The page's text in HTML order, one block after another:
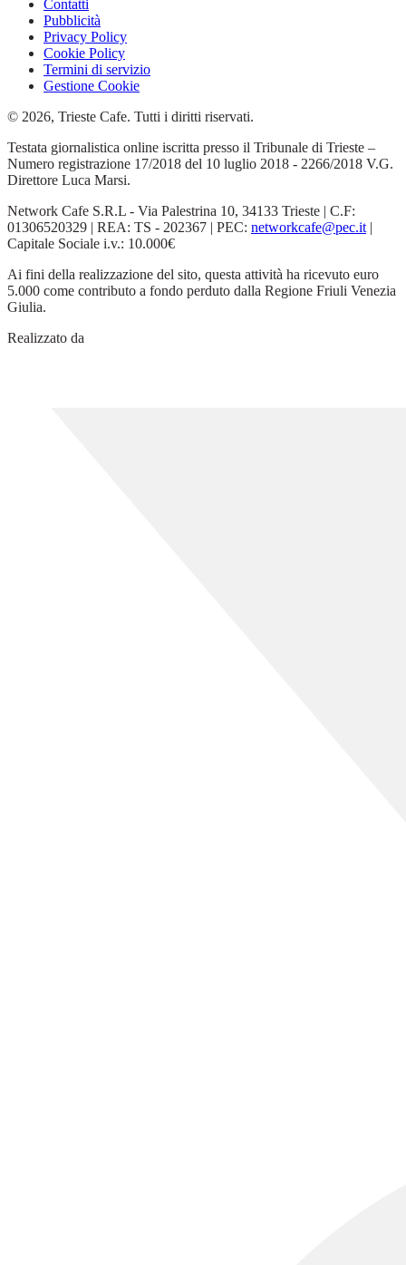
Contatti
Pubblicità
Privacy Policy
Cookie Policy
Termini di servizio
Gestione Cookie
© 2026, Trieste Cafe. Tutti i diritti riservati.
Testata giornalistica online iscritta presso il Tribunale di Trieste –
Numero registrazione 17/2018 del 10 luglio 2018 - 2266/2018 V.G.
Direttore Luca Marsi.
Network Cafe S.R.L - Via Palestrina 10, 34133 Trieste | C.F:
01306520329 | REA: TS - 202367 | PEC: networkcafe@pec.it |
Capitale Sociale i.v.: 10.000€
Ai fini della realizzazione del sito, questa attività ha ricevuto euro
5.000 come contributo a fondo perduto dalla Regione Friuli Venezia
Giulia.
Realizzato da